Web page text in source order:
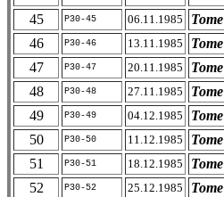
45
P30-45 06.11.1985
46
P30-46 13.11.1985
47
P30-47 20.11.1985
48
P30-48 27.11.1985
49
P30-49 04.12.1985
50
P30-50 11.12.1985
51
P30-51 18.12.1985
52
P30-52 25.12.1985